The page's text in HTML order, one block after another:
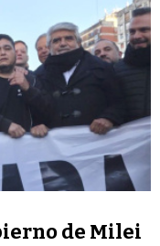
de Milei